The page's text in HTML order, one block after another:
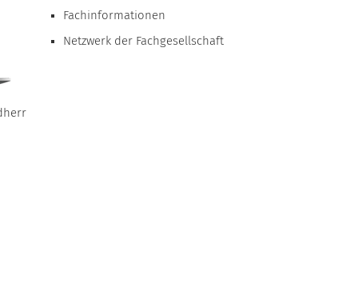
Fachinformationen
Netzwerk der Fachgesellschaft